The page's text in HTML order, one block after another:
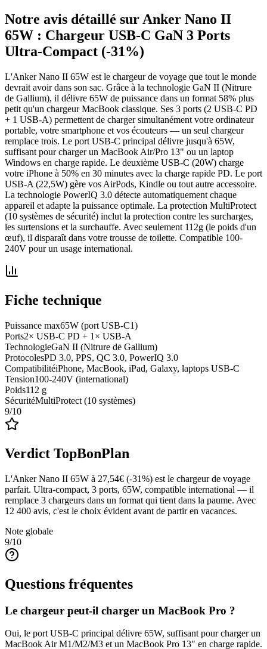
Notre avis détaillé surAnker Nano II
65W : Chargeur USB-C GaN 3 Ports
Ultra-Compact (-31%)
L'Anker Nano II 65W est le chargeur de voyage que tout le monde
devrait avoir dans son sac. Grâce à la technologie GaN II (Nitrure
de Gallium), il délivre 65W de puissance dans un format 58% plus
petit qu'un chargeur MacBook classique. Ses 3 ports (2 USB-C PD
+ 1 USB-A) permettent de charger simultanément votre ordinateur
portable, votre smartphone et vos écouteurs — un seul chargeur
remplace trois. Le port USB-C principal délivre jusqu'à 65W,
suffisant pour charger un MacBook Air/Pro 13" ou un laptop
Windows en charge rapide. Le deuxième USB-C (20W) charge
votre iPhone à 50% en 30 minutes avec la charge rapide PD. Le port
USB-A (22,5W) gère vos AirPods, Kindle ou tout autre accessoire.
La technologie PowerIQ 3.0 détecte automatiquement chaque
appareil et adapte la puissance optimale. La protection MultiProtect
(10 systèmes de sécurité) inclut la protection contre les surcharges,
les surtensions et la surchauffe. Avec seulement 112g (le poids d'un
œuf), il disparaît dans votre trousse de toilette. Compatible 100-
240V pour un usage international.
Fiche technique
Puissance max65W (port USB-C1)
Ports2× USB-C PD + 1× USB-A
TechnologieGaN II (Nitrure de Gallium)
ProtocolesPD 3.0, PPS, QC 3.0, PowerIQ 3.0
CompatibilitéiPhone, MacBook, iPad, Galaxy, laptops USB-C
Tension100-240V (international)
Poids112 g
SécuritéMultiProtect (10 systèmes)
9/10
Verdict TopBonPlan
L'Anker Nano II 65W à 27,54€ (-31%) est le chargeur de voyage
parfait. Ultra-compact, 3 ports, 65W, compatible international — il
remplace 3 chargeurs dans un format qui tient dans la paume. Avec
12 400 avis, c'est le choix évident avant de partir en vacances.
Note globale
9/10
Questions fréquentes
Le chargeur peut-il charger un MacBook Pro ?
Oui, le port USB-C principal délivre 65W, suffisant pour charger un
MacBook Air M1/M2/M3 et un MacBook Pro 13" en charge rapide.